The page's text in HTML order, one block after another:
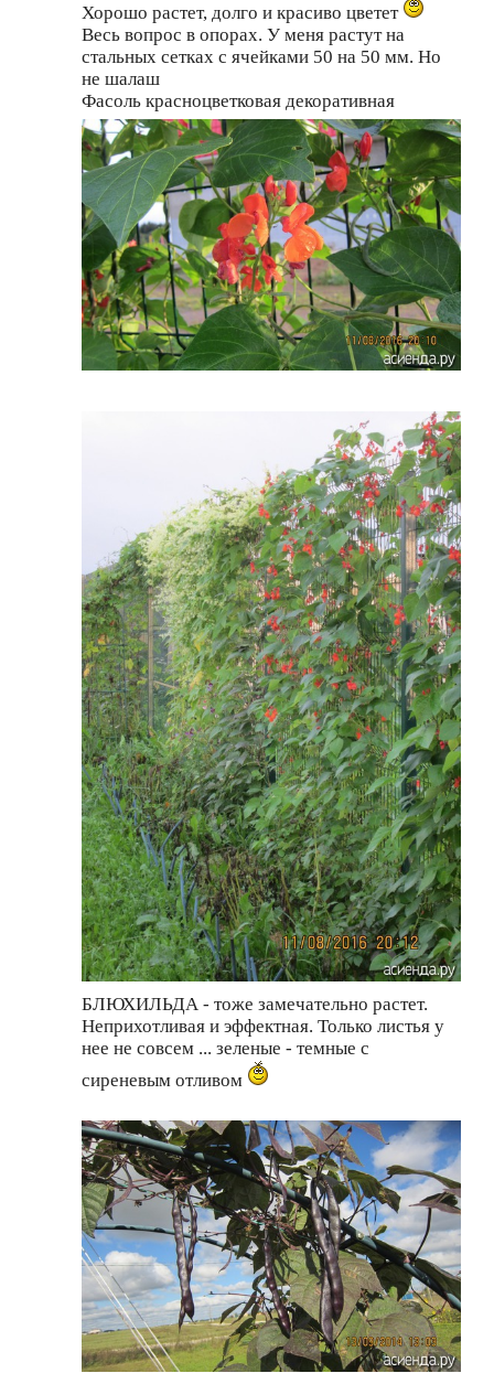
Хорошо растет, долго и красиво цветет
Весь вопрос в опорах. У меня растут на
стальных сетках с ячейками 50 на 50 мм. Но
не шалаш
Фасоль красноцветковая декоративная
БЛЮХИЛЬДА - тоже замечательно растет.
Неприхотливая и эффектная. Только листья у
нее не совсем ... зеленые - темные с
сиреневым отливом